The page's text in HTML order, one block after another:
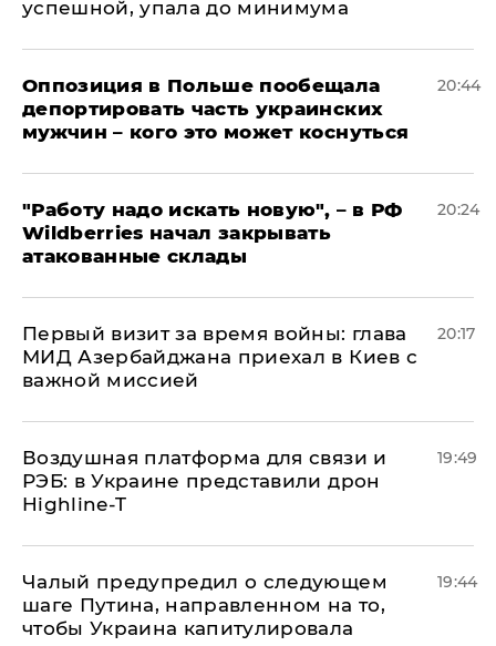
успешной, упала до минимума
Оппозиция в Польше пообещала
депортировать часть украинских
мужчин – кого это может коснуться
20:44
"Работу надо искать новую", – в РФ
Wildberries начал закрывать
атакованные склады
20:24
Первый визит за время войны: глава
МИД Азербайджана приехал в Киев с
важной миссией
20:17
Воздушная платформа для связи и
РЭБ: в Украине представили дрон
Highline-T
19:49
Чалый предупредил о следующем
шаге Путина, направленном на то,
чтобы Украина капитулировала
19:44